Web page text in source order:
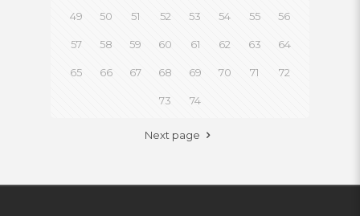
49 50 51 52 53 54 55 56
57 58 59 60 61 62 63 64
65 66 67 68 69 70 71 72
73 74
Next page